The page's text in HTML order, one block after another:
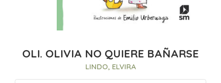
OLI. OLIVIA NO QUIERE BAÑARSE
LINDO, ELVIRA